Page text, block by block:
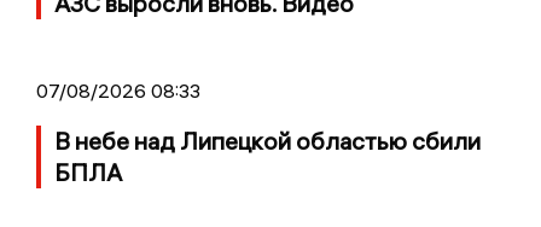
07/08/2026 08:33
В небе над Липецкой областью сбили
БПЛА